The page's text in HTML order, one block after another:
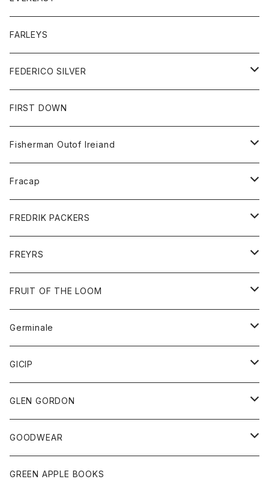
シャツ
セーター
ボトム
ショートパンツ
パンツ
レディース
コート
ジャケット
Tシャツ
ボトム
トップス
ジャケット
スエットシャツ
ボトム
スエットパンツ
グッズ
帽子
FARLEYS
FEDERICO SILVER
アクセサリー
FIRST DOWN
Fisherman Outof Ireiand
ニット
Fracap
グッズ
靴
FREDRIK PACKERS
アクセサリー
バッグ
FREYRS
サングラス
FRUIT OF THE LOOM
アウター
パーカー
グッズ
ネクタイ
チーフ
トップス
シャツ
タンクトップ
ボトム
ショートパンツ
レディース
Germinale
靴
サンダル
GICIP
トップス
Tシャツ
GLEN GORDON
グッズ
手袋
GOODWEAR
トップス
GREEN APPLE BOOKS